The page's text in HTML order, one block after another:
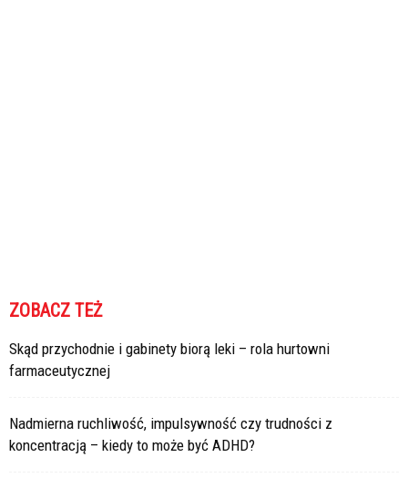
ZOBACZ TEŻ
Skąd przychodnie i gabinety biorą leki – rola hurtowni
farmaceutycznej
Nadmierna ruchliwość, impulsywność czy trudności z
koncentracją – kiedy to może być ADHD?